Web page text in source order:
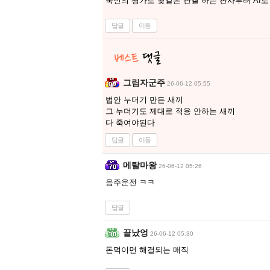
답글 이동
그림자군주 26-06-12 05:55
법안 누더기 만든 새끼
그 누더기도 제대로 적용 안하는 새끼
다 죽여야된다
답글 이동
메탈마왕 26-06-12 05:26
음주운전 ㅋㅋ
답글
끝났엉 26-06-12 05:30
돈먹이면 해결되는 매직